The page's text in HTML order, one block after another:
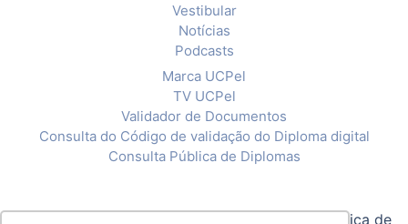
Vestibular
Notícias
Podcasts
Marca UCPel
TV UCPel
Validador de Documentos
Consulta do Código de validação do Diploma digital
Consulta Pública de Diplomas
Política de